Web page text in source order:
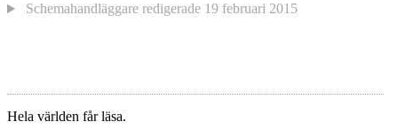
Schemahandläggare redigerade 19 februari 2015
Hela världen får läsa.